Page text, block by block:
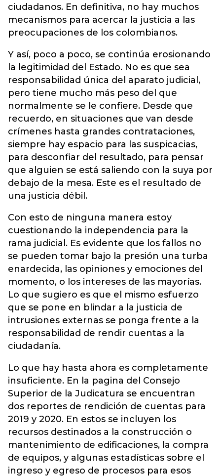
ciudadanos. En definitiva, no hay muchos
mecanismos para acercar la justicia a las
preocupaciones de los colombianos.
Y así, poco a poco, se continúa erosionando
la legitimidad del Estado. No es que sea
responsabilidad única del aparato judicial,
pero tiene mucho más peso del que
normalmente se le confiere. Desde que
recuerdo, en situaciones que van desde
crímenes hasta grandes contrataciones,
siempre hay espacio para las suspicacias,
para desconfiar del resultado, para pensar
que alguien se está saliendo con la suya por
debajo de la mesa. Este es el resultado de
una justicia débil.
Con esto de ninguna manera estoy
cuestionando la independencia para la
rama judicial. Es evidente que los fallos no
se pueden tomar bajo la presión una turba
enardecida, las opiniones y emociones del
momento, o los intereses de las mayorías.
Lo que sugiero es que el mismo esfuerzo
que se pone en blindar a la justicia de
intrusiones externas se ponga frente a la
responsabilidad de rendir cuentas a la
ciudadanía.
Lo que hay hasta ahora es completamente
insuficiente. En la pagina del Consejo
Superior de la Judicatura se encuentran
dos reportes de rendición de cuentas para
2019 y 2020. En estos se incluyen los
recursos destinados a la construcción o
mantenimiento de edificaciones, la compra
de equipos, y algunas estadísticas sobre el
ingreso y egreso de procesos para esos